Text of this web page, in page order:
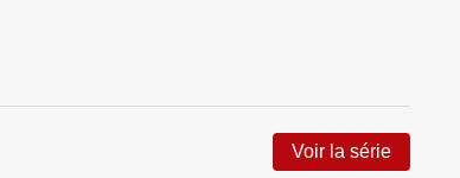
Voir la série